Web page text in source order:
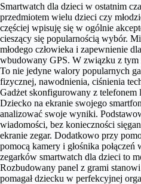
Smartwatch dla dzieci w ostatnim
przedmiotem wielu dzieci czy
częściej wpisuję się w ogólnie
cieszący się popularnością wybór.
młodego człowieka i zapewnienie
wbudowany GPS. W związku z tym
To nie jedyne walory popularnych
fizycznej, nawodnienia, ciśnienia
Gadżet skonfigurowany z telefonem
Dziecko na ekranie swojego
analizować swoje wyniki.
wiadomości, bez konieczności
ekranie zegar. Dodatkowo przy
pomocą kamery i głośnika
zegarków smartwatch dla dzieci to
Rozbudowany panel z grami
pomagał dziecku w perfekcyjnej